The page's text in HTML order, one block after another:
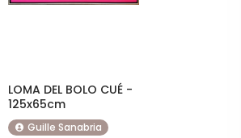
LOMA DEL BOLO CUÉ -
125x65cm
Guille Sanabria